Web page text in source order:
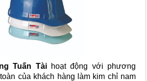
Tuấn Tàihoạt động với phương
của khách hàng làm kim chỉ nam